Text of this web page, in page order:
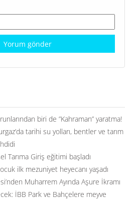
biri de ”Kahraman” yaratma!
tarihi su yolları, bentler ve tarım
Tarıma Giriş eğitimi başladı
ilk mezuniyet heyecanı yaşadı
Muharrem Ayında Aşure İkramı
İBB Park ve Bahçelere meyve